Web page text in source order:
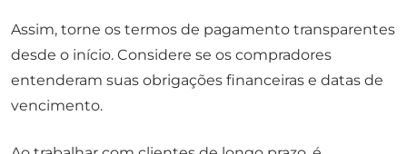
Assim, torne os termos de pagamento transparentes
desde o início. Considere se os compradores
entenderam suas obrigações financeiras e datas de
vencimento.